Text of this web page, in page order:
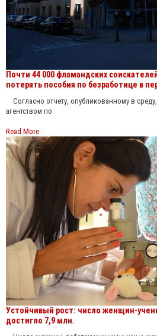
Почти 44 000 фламандских
потерять пособия по безработице в
Согласно отчету, опубликованному в
агентством по
Read More
Устойчивый рост: число женщин-
достигло 7,9 млн.